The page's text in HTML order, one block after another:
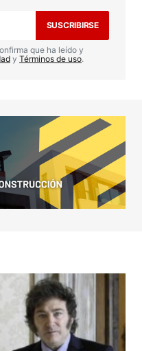
SUSCRIBIRSE
que ha leído y
y Términos de uso.